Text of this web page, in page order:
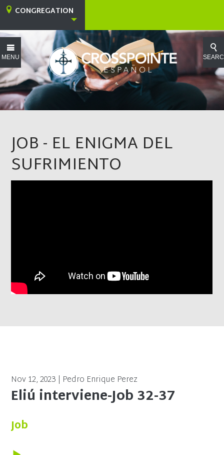
MENU
CONGREGATION
JOB - EL ENIGMA DEL
SUFRIMIENTO
Nov 12, 2023 | Pedro Enrique Perez
Eliú interviene-Job 32-37
Job